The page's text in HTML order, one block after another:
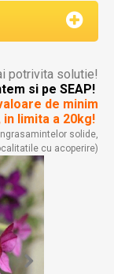
potrivita solutie!
si pe SEAP!
de minim
in limita a 20kg!
solide,
cu acoperire)